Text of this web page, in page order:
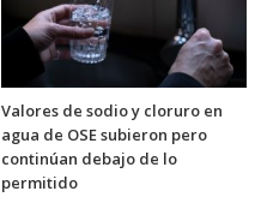
Valores de sodio y cloruro en
agua de OSE subieron pero
continúan debajo de lo
permitido